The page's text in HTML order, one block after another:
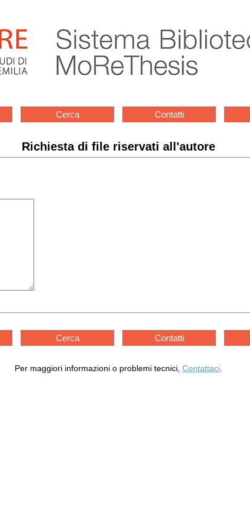
Cerca Contatti
Richiesta di file riservati all'autore
Cerca Contatti
Per maggiori informazioni o problemi tecnici, Contattaci.